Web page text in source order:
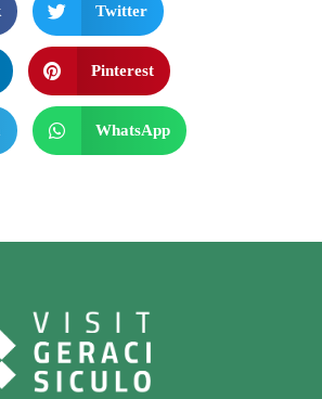
Twitter
Pinterest
WhatsApp